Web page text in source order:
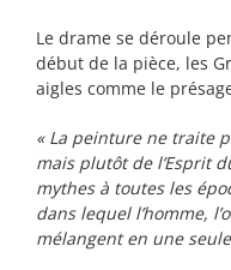
Le drame se déroule
début de la pièce, les
aigles comme le
« La peinture ne traite
mais plutôt de l’Esprit
mythes à toutes les
dans lequel l’homme,
mélangent en une